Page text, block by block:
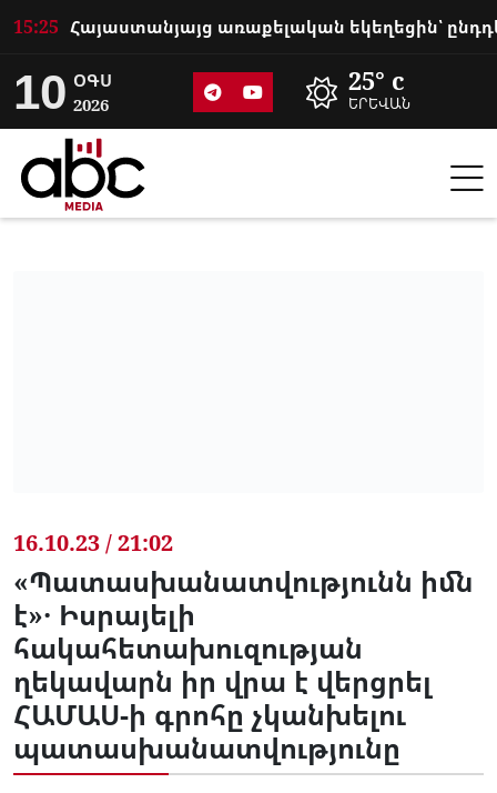
15:25
10 ՕԳՍ
2026
25° c
ԵՐԵՎԱՆ
16.10.23 / 21:02
«Պատասխանատվությունն իմն
է»․ Իսրայելի
հակահետախուզության
ղեկավարն իր վրա է վերցրել
ՀԱՄԱՍ-ի գրոհը չկանխելու
պատասխանատվությունը